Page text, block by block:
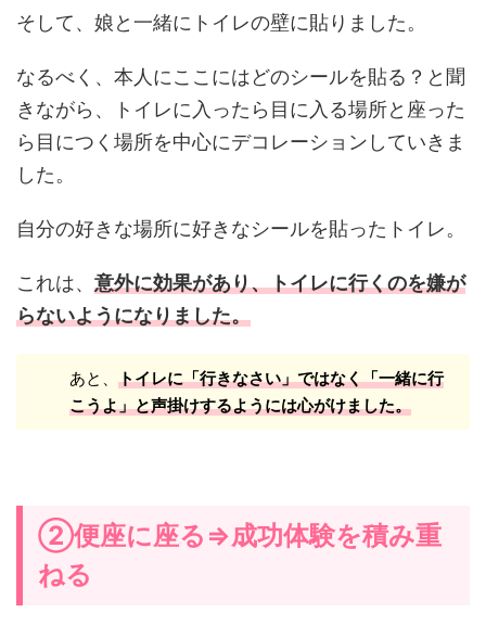
そして、娘と一緒にトイレの壁に貼りました。
なるべく、本人にここにはどのシールを貼る？と聞
きながら、トイレに入ったら目に入る場所と座った
ら目につく場所を中心にデコレーションしていきま
した。
自分の好きな場所に好きなシールを貼ったトイレ。
これは、 意外に効果があり、トイレに行くのを嫌が
らないようになりました。
あと、 トイレに「行きなさい」ではなく「一緒に行
こうよ」と声掛けするようには心がけました。
②便座に座る⇒成功体験を積み重
ねる